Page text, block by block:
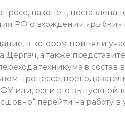
наконец,
РФ о вхождении «рыбки»
в котором приняли
Дергач, а также
техникума в состав
процессе,
или, если это выпускной
перейти на работу в